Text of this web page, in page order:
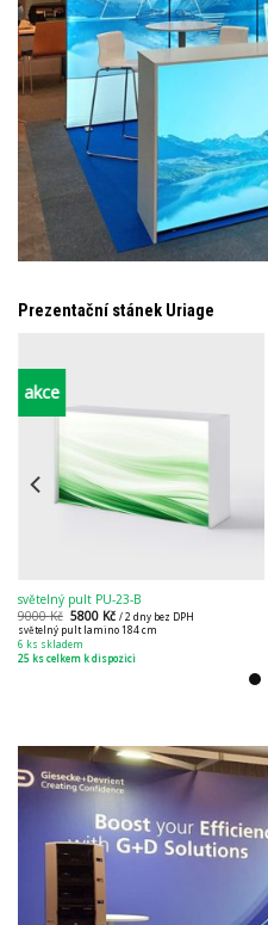
Prezentační stánek Uriage
akce
světelný pult PU-23-B
9000Kč 5800 Kč / 2 dny bez DPH
světelný pult lamino 184 cm
6 ks skladem
25 ks celkem k dispozici